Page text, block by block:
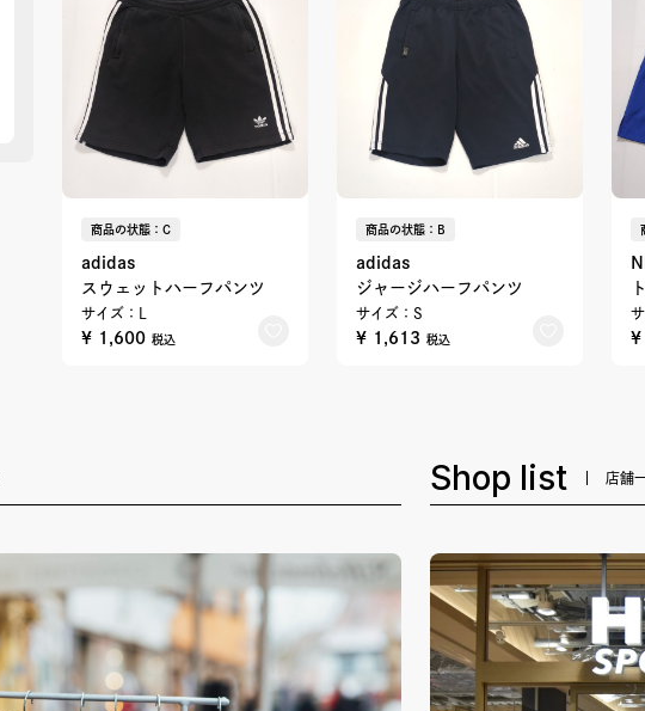
商品の状態：C
adidas
スウェットハーフパンツ
サイズ：L
¥ 1,600 税込
商品の状態：B
adidas
ジャージハーフパンツ
サイズ：S
¥ 1,613 税込 ¥
Shop list 店舗